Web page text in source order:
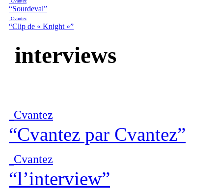
“Sourdeval”
Cvantez
“Clip de « Knight »”
interviews
Cvantez
“Cvantez par Cvantez”
Cvantez
“l’interview”